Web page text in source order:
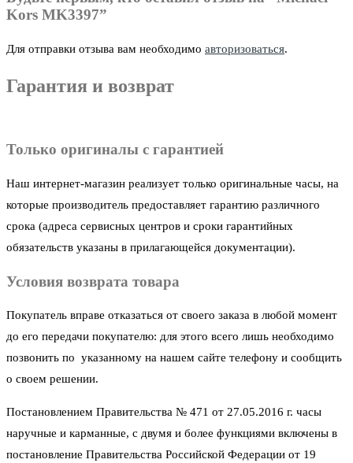
Kors MK3397”
Для отправки отзыва вам необходимо авторизоваться.
Гарантия и возврат
Только оригиналы с гарантией
Наш интернет-магазин реализует только оригинальные часы, на
которые производитель предоставляет гарантию различного
срока (адреса сервисных центров и сроки гарантийных
обязательств указаны в прилагающейся документации).
Условия возврата товара
Покупатель вправе отказаться от своего заказа в любой момент
до его передачи покупателю: для этого всего лишь необходимо
позвонить по указанному на нашем сайте телефону и сообщить
о своем решении.
Постановлением Правительства № 471 от 27.05.2016 г. часы
наручные и карманные, с двумя и более функциями включены в
постановление Правительства Российской Федерации от 19